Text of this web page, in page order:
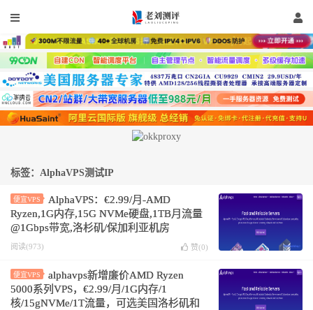
标签：AlphaVPS测试IP
便宜VPS
AlphaVPS：€2.99/月-AMD
Ryzen,1G内存,15G NVMe硬盘,1TB月流量
@1Gbps带宽,洛杉矶/保加利亚机房
阅读(973) 赞(0)
便宜VPS
alphavps新增廉价AMD Ryzen
5000系列VPS，€2.99/月/1G内存/1
核/15gNVMe/1T流量，可选美国洛杉矶和